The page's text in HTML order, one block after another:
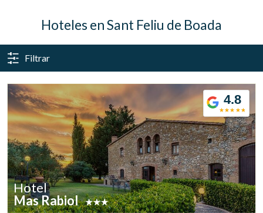
Hoteles en Sant Feliu de Boada
Filtrar
4.8
Hotel
Mas Rabiol